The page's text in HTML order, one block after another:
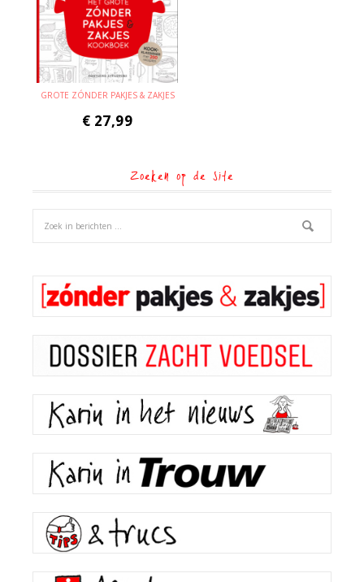
GROTE ZÓNDER PAKJES & ZAKJES
€ 27,99
Zoeken op de site